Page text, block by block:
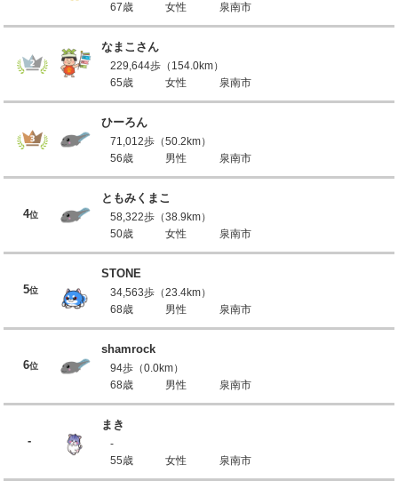
67歳
女性 泉南市
なまこさん
229,644歩（154.0km）
65歳
女性 泉南市
ひーろん
71,012歩（50.2km）
56歳
男性 泉南市
4位
ともみくまこ
58,322歩（38.9km）
50歳
女性 泉南市
5位
STONE
34,563歩（23.4km）
68歳
男性 泉南市
6位
shamrock
94歩（0.0km）
68歳
男性 泉南市
-
まき
-
55歳
女性 泉南市